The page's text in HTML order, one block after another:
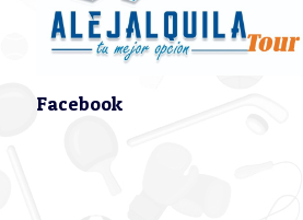
Facebook